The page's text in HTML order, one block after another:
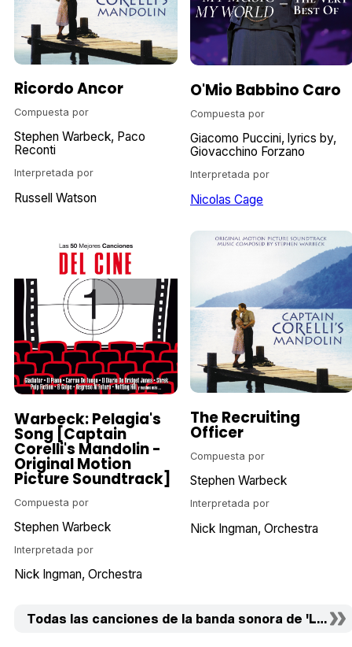
Ricordo Ancor
Compuesta por
Stephen Warbeck Paco
Reconti
Interpretada por
Russell Watson
O'Mio Babbino Caro
Compuesta por
Giacomo Puccini lyrics by
Giovacchino Forzano
Interpretada por
Nicolas Cage
Warbeck: Pelagia's
Song [Captain
Corelli's Mandolin -
Original Motion
Picture Soundtrack]
Compuesta por
Stephen Warbeck
Interpretada por
Nick Ingman Orchestra
The Recruiting
Officer
Compuesta por
Stephen Warbeck
Interpretada por
Nick Ingman Orchestra
Todas las canciones de la banda sonora de 'La